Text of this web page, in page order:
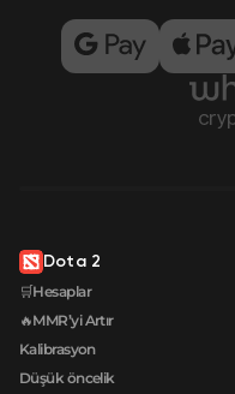
Dota 2
🛒Hesaplar
🔥MMR’yi Artır
Kalibrasyon
Düşük öncelik